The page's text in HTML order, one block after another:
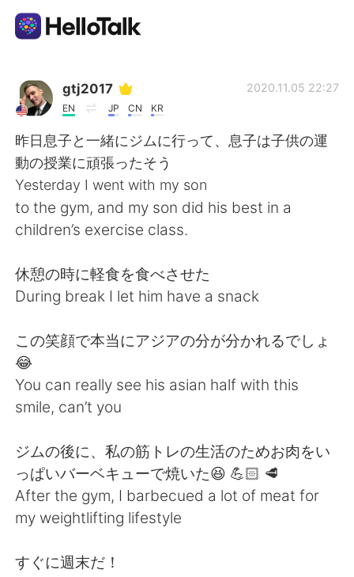
語学交換アプリ
日本語
English 简体中文
繁體中文 Español
Русский
Türkçe Tiếng Việt
Português
gtj2017
EN JP CN KR
2020.11.05 22:27
昨日息子と一緒にジムに行って、息子は子供の運
動の授業に頑張ったそう
Yesterday I went with my son
to the gym, and my son did his best in a
children’s exercise class.
休憩の時に軽食を食べさせた
During break I let him have a snack
この笑顔で本当にアジアの分が分かれるでしょ
😂
You can really see his asian half with this
smile, can’t you
ジムの後に、私の筋トレの生活のためお肉をい
っぱいバーベキューで焼いた😆 💪🏻 🥩
After the gym, I barbecued a lot of meat for
my weightlifting lifestyle
すぐに週末だ！